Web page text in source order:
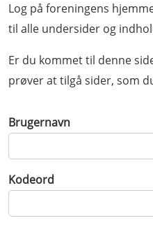
Log på foreningens
til alle undersider og
Er du kommet til denne
prøver at tilgå sider, som
Brugernavn
Kodeord